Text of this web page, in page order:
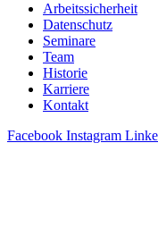
Arbeitssicherheit
Datenschutz
Seminare
Team
Historie
Karriere
Kontakt
Facebook Instagram